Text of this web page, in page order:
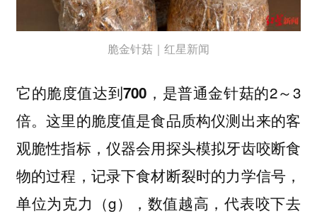
脆金针菇｜红星新闻
它的脆度值达到700 ，是普通金针菇的2～3
倍。这里的脆度值是食品质构仪测出来的客
观脆性指标，仪器会用探头模拟牙齿咬断食
物的过程，记录下食材断裂时的力学信号，
单位为克力（g），数值越高，代表咬下去